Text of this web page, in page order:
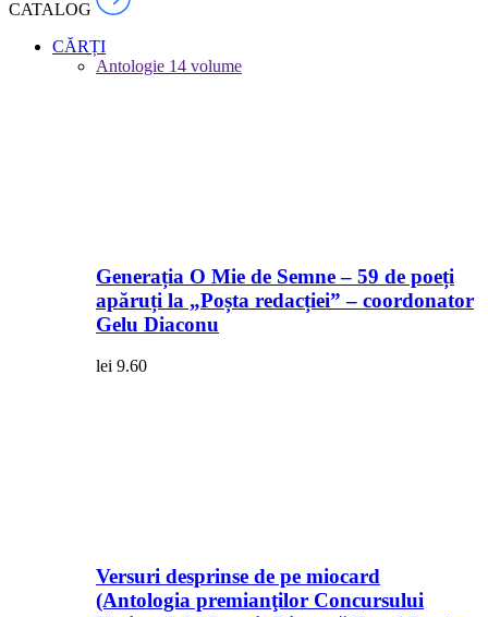
CATALOG
CĂRȚI
Antologie 14 volume
Generația O Mie de Semne – 59 de poeți
apăruți la „Poșta redacției” – coordonator
Gelu Diaconu
lei 9.60
Versuri desprinse de pe miocard
(Antologia premianţilor Concursului